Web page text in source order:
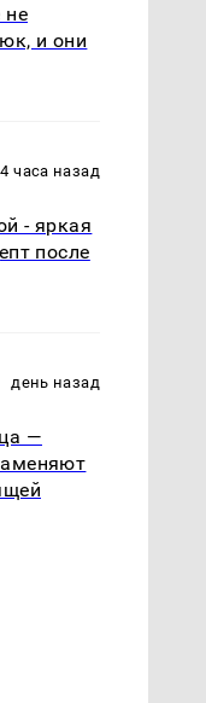
не
и они
4 часа назад
- яркая
после
день назад
—